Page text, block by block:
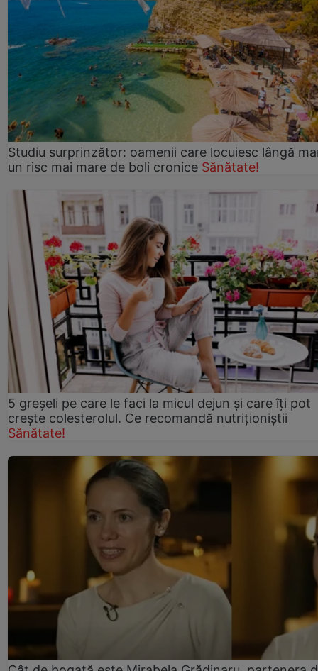
Studiu surprinzător: oamenii care locuiesc lângă
un risc mai mare de boli cronice Sănătate!
5 greșeli pe care le faci la micul dejun și care îți pot
crește colesterolul. Ce recomandă nutriționiștii
Sănătate!